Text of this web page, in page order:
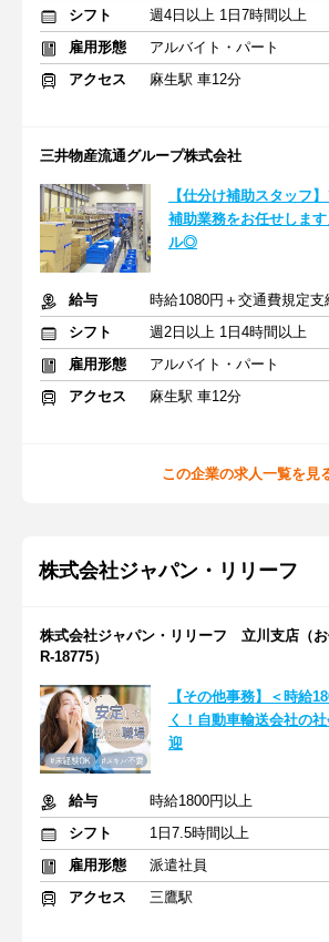
シフト
週4日以上 1日7時間以上
雇用形態
アルバイト・パート
アクセス
麻生駅 車12分
三井物産流通グループ株式会社
【仕分け補助スタッフ
補助業務をお任せしま
ル◎
給与
時給1080円＋交通費規定支
シフト
週2日以上 1日4時間以上
雇用形態
アルバイト・パート
アクセス
麻生駅 車12分
この企業の求人一覧を見
株式会社ジャパン・リリーフ
株式会社ジャパン・リリーフ 立川支店（
R-18775）
【その他事務】＜時給
く！自動車輸送会社の
迎
給与
時給1800円以上
シフト
1日7.5時間以上
雇用形態
派遣社員
アクセス
三鷹駅